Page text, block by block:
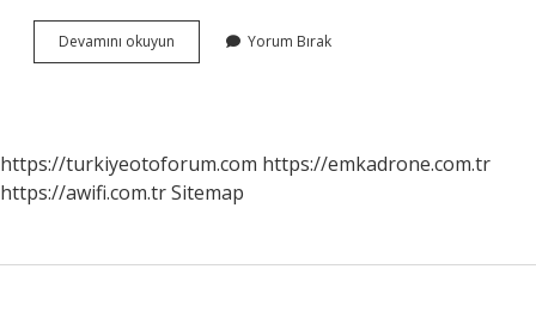
Devamını okuyun
Suyu
Yorum Bırak
https://turkiyeotoforum.com https://emkadrone.com.tr
https://awifi.com.trSitemap